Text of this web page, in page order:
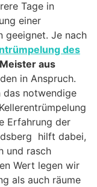
Tage in
einer
geeignet. Je nach
des
aus
in Anspruch.
das notwendige
Erfahrung der
hilft dabei,
und rasch
Wert legen wir
als auch räume